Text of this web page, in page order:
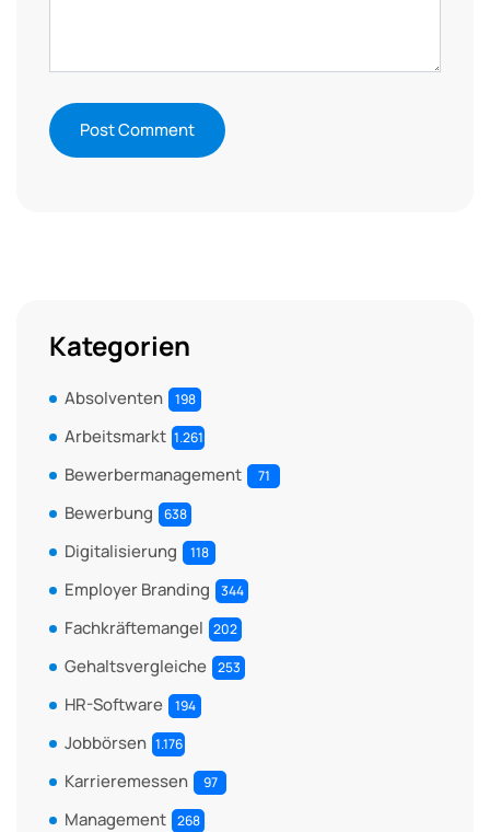
Kategorien
Absolventen 198
Arbeitsmarkt 1.261
Bewerbermanagement 71
Bewerbung 638
Digitalisierung 118
Employer Branding 344
Fachkräftemangel 202
Gehaltsvergleiche 253
HR-Software 194
Jobbörsen 1.176
Karrieremessen 97
Management 268